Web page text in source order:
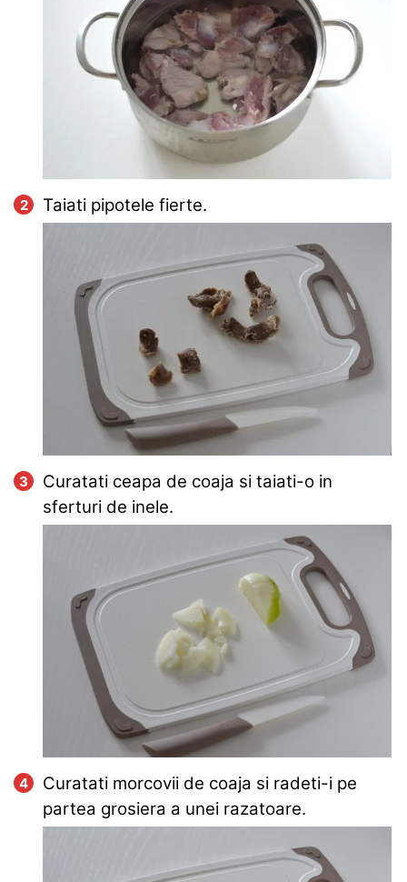
Taiati pipotele fierte.
Curatati ceapa de coaja si taiati-o in
sferturi de inele.
Curatati morcovii de coaja si radeti-i pe
partea grosiera a unei razatoare.